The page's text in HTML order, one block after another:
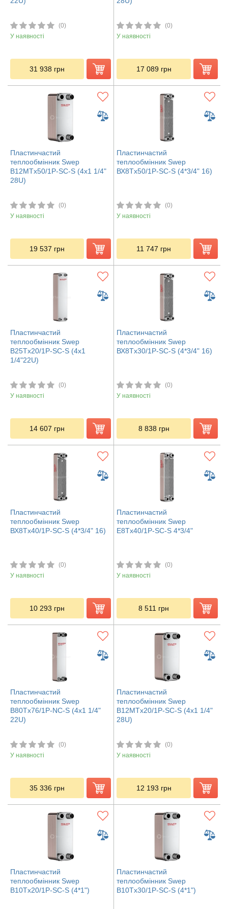
(0)
У наявності
31 938 грн
(0)
У наявності
17 089 грн
Пластинчастий
теплообмінник Swep
B12MTx50/1P-SC-S (4x1 1/4"
28U)
(0)
У наявності
19 537 грн
Пластинчастий
теплообмінник Swep
ВХ8Tx50/1P-SC-S (4*3/4" 16)
(0)
У наявності
11 747 грн
Пластинчастий
теплообмінник Swep
B25Tx20/1P-SC-S (4x1
1/4"22U)
(0)
У наявності
14 607 грн
Пластинчастий
теплообмінник Swep
ВХ8Tx30/1P-SC-S (4*3/4" 16)
(0)
У наявності
8 838 грн
Пластинчастий
теплообмінник Swep
ВХ8Tx40/1P-SC-S (4*3/4" 16)
(0)
У наявності
10 293 грн
Пластинчастий
теплообмінник Swep
E8Tx40/1P-SC-S 4*3/4"
(0)
У наявності
8 511 грн
Пластинчастий
теплообмінник Swep
B80Tx76/1P-NC-S (4x1 1/4"
22U)
(0)
У наявності
35 336 грн
Пластинчастий
теплообмінник Swep
B12MTx20/1P-SC-S (4x1 1/4"
28U)
(0)
У наявності
12 193 грн
Пластинчастий
теплообмінник Swep
В10Tx20/1P-SC-S (4*1")
Пластинчастий
теплообмінник Swep
В10Tx30/1P-SC-S (4*1")